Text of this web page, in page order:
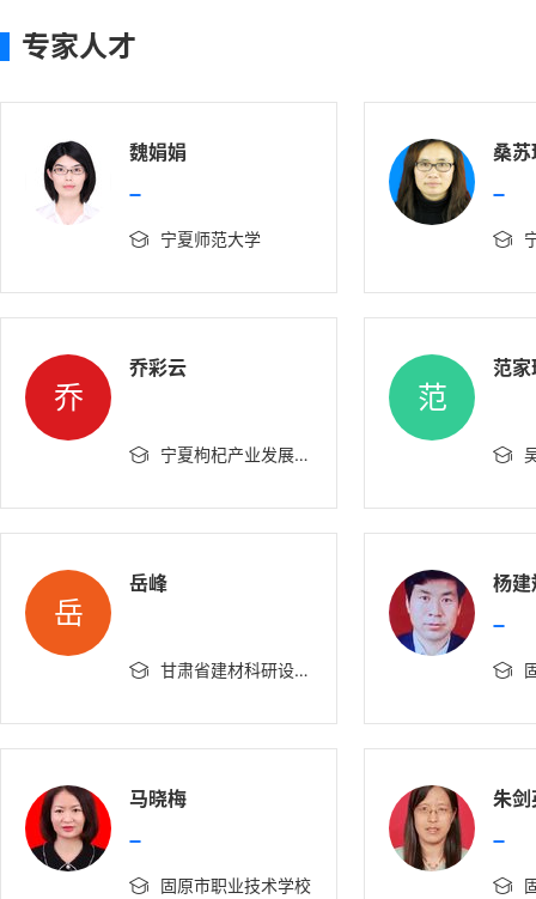
专家人才
魏娟娟
 宁夏师范大学
桑苏

乔
乔彩云
 宁夏枸杞产业发展中心
范
范家

岳
岳峰
 甘肃省建材科研设计院有限责任公司宁夏分公司
杨建

马晓梅
 固原市职业技术学校
朱剑
